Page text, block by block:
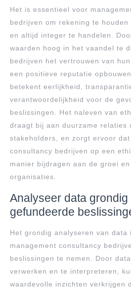
Het is essentieel voor
bedrijven om rekening te
en altijd integer te handelen.
waarden hoog in het vaandel te
bedrijven het vertrouwen van
een positieve reputatie
betekent eerlijkheid,
verantwoordelijkheid voor de
beslissingen. Het naleven van
draagt bij aan duurzame relaties
stakeholders, en zorgt ervoor
consultancy bedrijven op een
manier bijdragen aan de groei
organisaties.
Analyseer data grondig
gefundeerde
Het grondig analyseren van data
management consultancy
beslissingen te nemen. Door
verwerken en te interpreteren,
waardevolle inzichten verkrijgen